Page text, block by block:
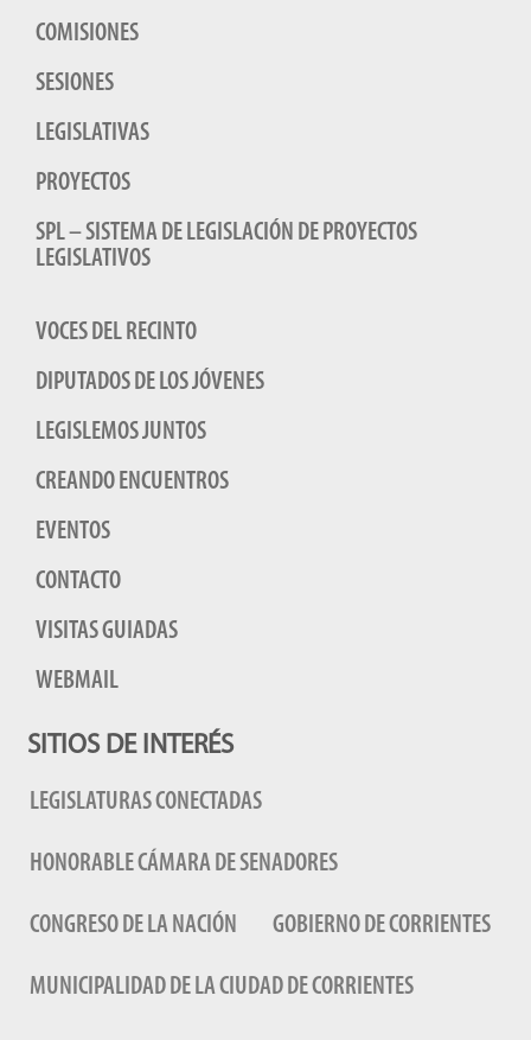
COMISIONES
SESIONES
LEGISLATIVAS
PROYECTOS
SPL – SISTEMA DE LEGISLACIÓN DE PROYECTOS
LEGISLATIVOS
VOCES DEL RECINTO
DIPUTADOS DE LOS JÓVENES
LEGISLEMOS JUNTOS
CREANDO ENCUENTROS
EVENTOS
CONTACTO
VISITAS GUIADAS
WEBMAIL
SITIOS DE INTERÉS
LEGISLATURAS CONECTADAS
HONORABLE CÁMARA DE SENADORES
CONGRESO DE LA NACIÓN GOBIERNO DE CORRIENTES
MUNICIPALIDAD DE LA CIUDAD DE CORRIENTES